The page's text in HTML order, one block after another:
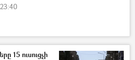
15 ուսուցչի